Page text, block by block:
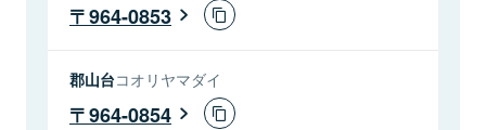
964-0853
郡山台コオリヤマダイ
964-0854